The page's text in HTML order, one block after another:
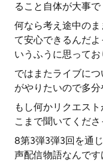
ること自体が大事で
何なら考え途中の
て安心できるんだ
いうふうに思ってお
ではまたライブに
がやりたいので多
もし何かリクエス
こまで聞いてくだ
8第3弾3弾3回を通
声配信物語なんで